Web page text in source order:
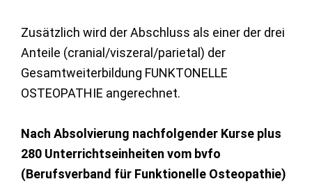
Zusätzlich wird der Abschluss als einer der drei
Anteile (cranial/viszeral/parietal) der
Gesamtweiterbildung FUNKTONELLE
OSTEOPATHIE angerechnet.
Nach Absolvierung nachfolgender Kurse plus
280 Unterrichtseinheiten vom bvfo
(Berufsverband für Funktionelle Osteopathie)